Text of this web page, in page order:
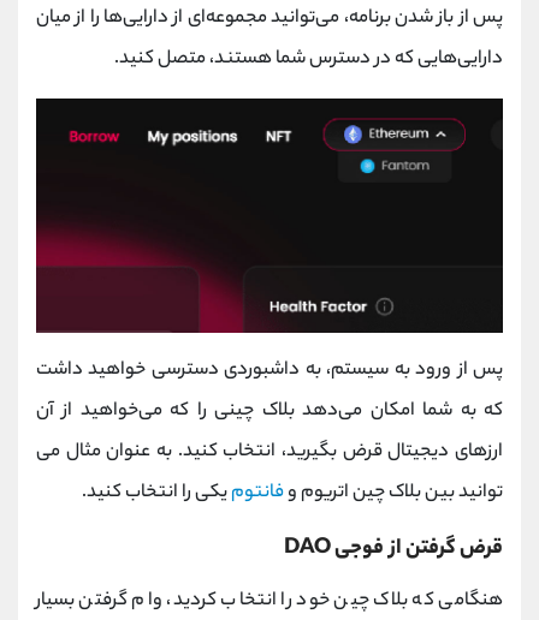
پس از باز شدن برنامه، می‌توانید مجموعه‌ای از دارایی‌ها را از میان
دارایی‌هایی که در دسترس شما هستند، متصل کنید.
پس از ورود به سیستم، به داشبوردی دسترسی خواهید داشت
که به شما امکان می‌دهد بلاک چینی را که می‌خواهید از آن
ارزهای دیجیتال قرض بگیرید، انتخاب کنید. به عنوان مثال می
توانید بین بلاک چین اتریوم وفانتومیکی را انتخاب کنید.
قرض گرفتن از فوجی DAO
هنگامی که بلاک چین خود را انتخاب کردید، وام گرفتن بسیار